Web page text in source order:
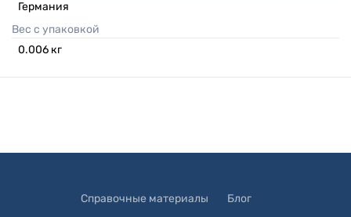
Германия
Вес с упаковкой
0.006 кг
Справочные материалы Блог